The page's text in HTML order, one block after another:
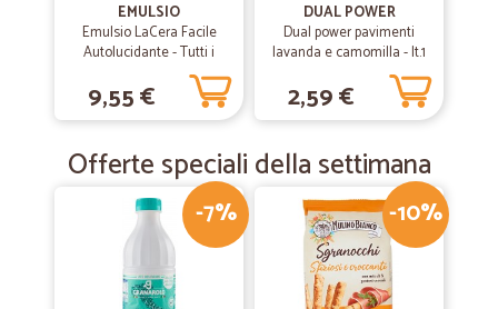
EMULSIO
Emulsio LaCera Facile
Autolucidante - Tutti i
pavimenti 725 ml
9,55 €
DUAL POWER
Dual power pavimenti
lavanda e camomilla - lt.1
2,59 €
Offerte speciali della settimana
-7% -10%